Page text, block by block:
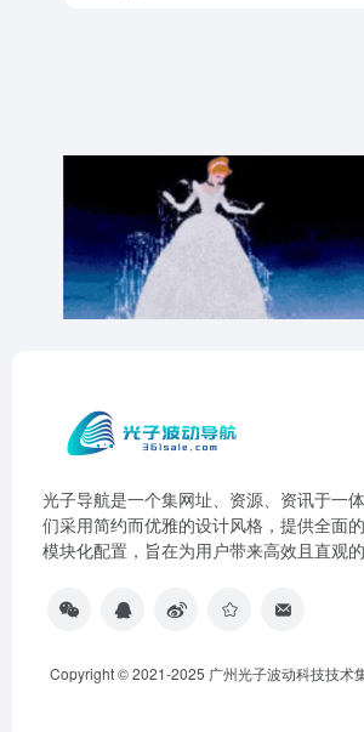
光子导航是一个集网址、资源、资讯于一
们采用简约而优雅的设计风格，提供全面
模块化配置，旨在为用户带来高效且直观
Copyright © 2021-2025 广州光子波动科技技术